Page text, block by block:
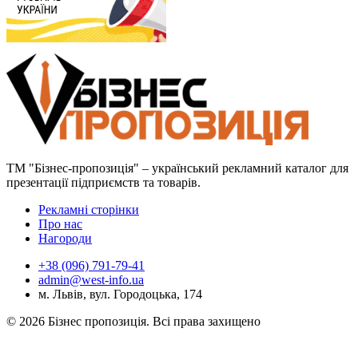
ТМ "Бізнес-пропозиція" – український рекламний каталог для
презентації підприємств та товарів.
Рекламні сторінки
Про нас
Нагороди
+38 (096) 791-79-41
admin@west-info.ua
м. Львів, вул. Городоцька, 174
© 2026 Бізнес пропозиція. Всі права захищено